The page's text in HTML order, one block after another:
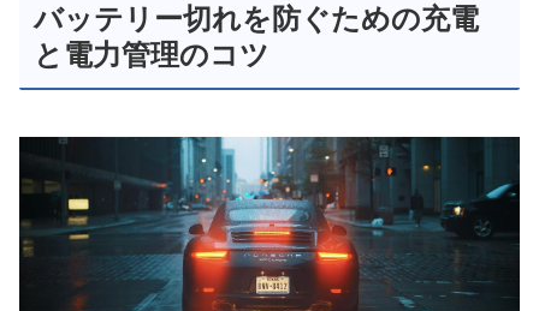
バッテリー切れを防ぐための充電
と電力管理のコツ